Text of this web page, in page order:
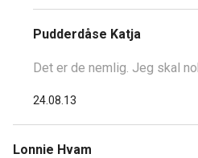
Pudderdåse Katja
Det er de nemlig. Jeg skal
24.08.13
Lonnie Hvam